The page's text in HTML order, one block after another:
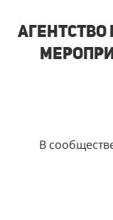
Агентство
В